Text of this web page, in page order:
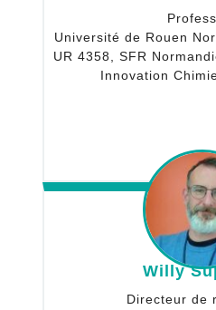
Université de Rouen
UR 4358, SFR
Innovation
Willy
Directeur de